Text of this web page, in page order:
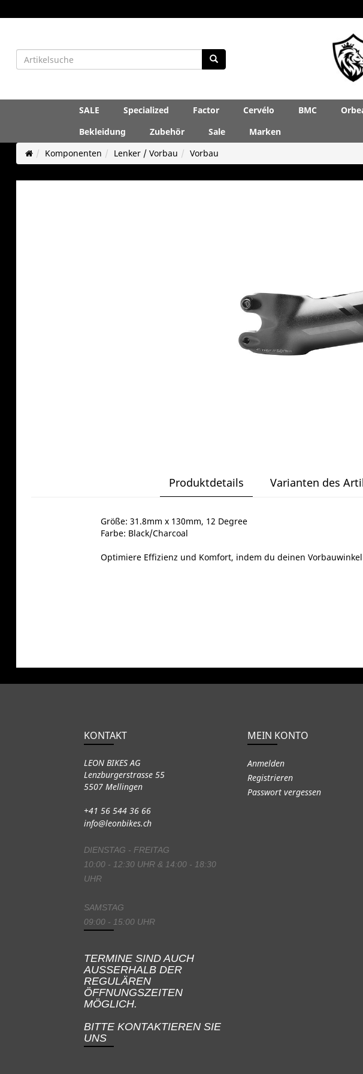
SALE Specialized Factor Cervélo BMC
Bekleidung
Zubehör Sale
Marken
Komponenten
Lenker / Vorbau Vorbau
Produktdetails Varianten des
Größe: 31.8mm x 130mm, 12 Degree
Farbe: Black/Charcoal
Optimiere Effizienz und Komfort, indem du deinen
KONTAKT
LEON BIKES AG
Lenzburgerstrasse 55
5507 Mellingen
+41 56 544 36 66
info@leonbikes.ch
DIENSTAG - FREITAG
10:00 - 12:30 UHR & 14:00 - 18:30
UHR
SAMSTAG
09:00 - 15:00 UHR
TERMINE SIND AUCH
AUSSERHALB DER
REGULÄREN
ÖFFNUNGSZEITEN
MÖGLICH.
BITTE KONTAKTIEREN SIE
UNS
MEIN KONTO
Anmelden
Registrieren
Passwort vergessen